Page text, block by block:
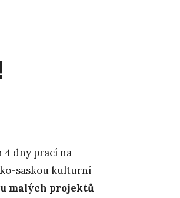
4 dny prací na
saskou kulturní
malých projektů